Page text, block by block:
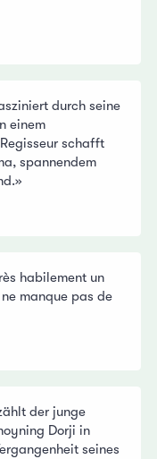
durch seine
einem
schafft
spannendem
habilement un
manque pas de
der junge
Dorji in
seines